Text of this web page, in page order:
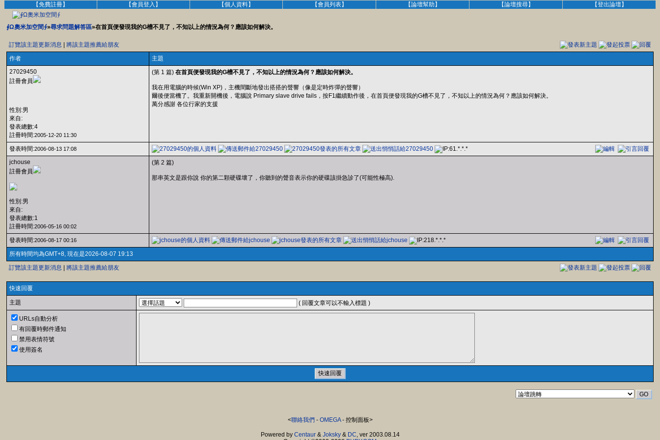
【免費註冊】 【會員登入】 【個人資料】 【會員列表】 【論壇幫助】 【論壇搜尋】 【登出論壇】
∮Ω奧米加空間∮»尋求問題解答區»在首頁便發現我的G槽不見了，不知以上的情況為何？應該如何解決。
訂覽該主題更新消息
將該主題推薦給朋友
作者
主題
27029450
註冊會員
性別:男
來自:
發表總數:4
註冊時間:2005-12-20 11:30
(第 1 篇) 在首頁便發現我的G槽不見了，不知以上的情況為何？應該如何解決。
我在用電腦的時候(Win XP)，主機間斷地發出搭搭的聲響（像是定時炸彈的聲響）
爾後便當機了。我重新開機後，電腦說 Primary slave drive fails，按F1繼續動作後，在首頁便發現我的G槽不見了，不知以上的情況為何？應該如何解決。
萬分感謝 各位行家的支援
發表時間:2006-08-13 17:08
jchouse
註冊會員
性別:男
來自:
發表總數:1
註冊時間:2006-05-16 00:02
(第 2 篇)
那串英文是跟你說 你的第二顆硬碟壞了，你聽到的聲音表示你的硬碟該掛急診了(可能性極高).
發表時間:2006-08-17 00:16
所有時間均為GMT+8, 現在是2026-08-07 19:13
訂覽該主題更新消息
將該主題推薦給朋友
快速回覆
主題 ( 回覆文章可以不輸入標題 )
URLs自動分析
有回覆時郵件通知
禁用表情符號
使用簽名
<聯絡我們 - OMEGA- 控制面板>
Powered by Centaur& Joksky& DC, ver 2003.08.14